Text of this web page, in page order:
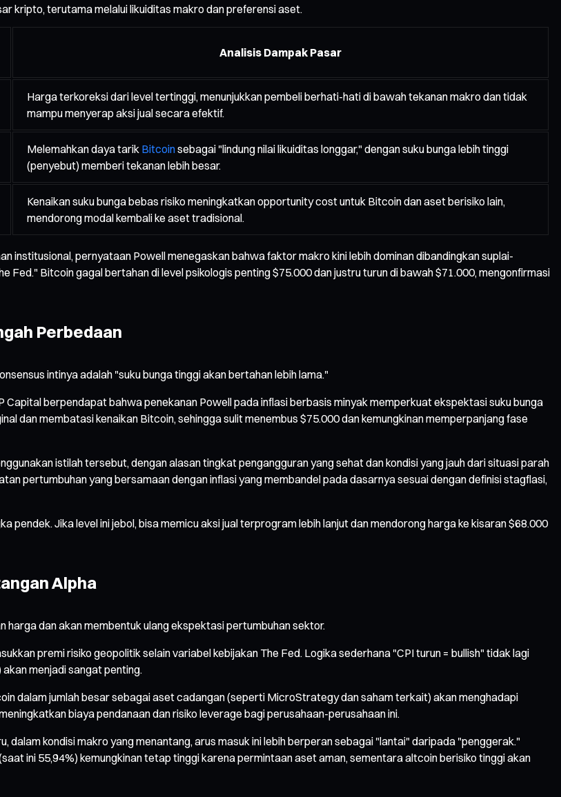
kripto, terutama melalui likuiditas makro dan preferensi aset.
Analisis Dampak Pasar
Harga terkoreksi dari level tertinggi, menunjukkan pembeli berhati-hati di bawah tekanan makro dan tidak
mampu menyerap aksi jual secara efektif.
Melemahkan daya tarik Bitcoinsebagai "lindung nilai likuiditas longgar," dengan suku bunga lebih tinggi
(penyebut) memberi tekanan lebih besar.
Kenaikan suku bunga bebas risiko meningkatkan opportunity cost untuk Bitcoin dan aset berisiko lain,
mendorong modal kembali ke aset tradisional.
institusional, pernyataan Powell menegaskan bahwa faktor makro kini lebih dominan dibandingkan suplai-
Bitcoin gagal bertahan di level psikologis penting $75.000 dan justru turun di bawah $71.000, mengonfirmasi
Perbedaan
intinya adalah "suku bunga tinggi akan bertahan lebih lama."
berpendapat bahwa penekanan Powell pada inflasi berbasis minyak memperkuat ekspektasi suku bunga
dan membatasi kenaikan Bitcoin, sehingga sulit menembus $75.000 dan kemungkinan memperpanjang fase
istilah tersebut, dengan alasan tingkat pengangguran yang sehat dan kondisi yang jauh dari situasi parah
pertumbuhan yang bersamaan dengan inflasi yang membandel pada dasarnya sesuai dengan definisi stagflasi,
Jika level ini jebol, bisa memicu aksi jual terprogram lebih lanjut dan mendorong harga ke kisaran $68.000
Alpha
dan akan membentuk ulang ekspektasi pertumbuhan sektor.
premi risiko geopolitik selain variabel kebijakan The Fed. Logika sederhana "CPI turun = bullish" tidak lagi
menjadi sangat penting.
dalam jumlah besar sebagai aset cadangan (seperti MicroStrategy dan saham terkait) akan menghadapi
biaya pendanaan dan risiko leverage bagi perusahaan-perusahaan ini.
kondisi makro yang menantang, arus masuk ini lebih berperan sebagai "lantai" daripada "penggerak."
ini 55,94%) kemungkinan tetap tinggi karena permintaan aset aman, sementara altcoin berisiko tinggi akan